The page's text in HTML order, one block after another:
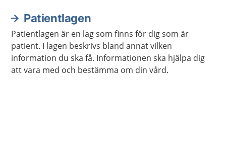
Patientlagen
Patientlagen är en lag som finns för dig som är
patient. I lagen beskrivs bland annat vilken
information du ska få. Informationen ska hjälpa dig
att vara med och bestämma om din vård.